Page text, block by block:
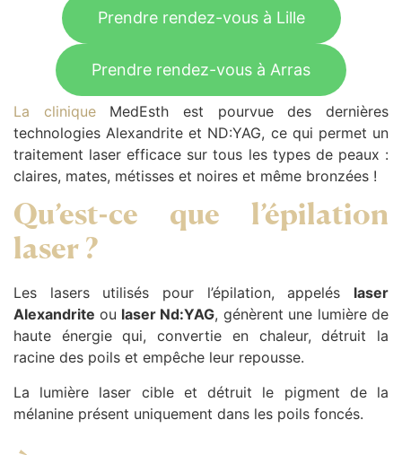
Prendre rendez-vous à Lille
Prendre rendez-vous à Arras
La clinique MedEsth est pourvue des dernières
technologies Alexandrite et ND:YAG, ce qui permet un
traitement laser efficace sur tous les types de peaux :
claires, mates, métisses et noires et même bronzées !
Qu’est-ce que l’épilation
laser ?
Les lasers utilisés pour l’épilation, appelés laser
Alexandrite ou laser Nd:YAG, génèrent une lumière de
haute énergie qui, convertie en chaleur, détruit la
racine des poils et empêche leur repousse.
La lumière laser cible et détruit le pigment de la
mélanine présent uniquement dans les poils foncés.